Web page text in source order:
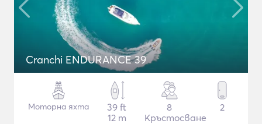
Cranchi ENDURANCE 39
Моторна яхта
39 ft
12 m
8
Кръстосване
2